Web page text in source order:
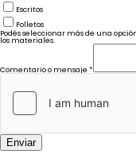
Escritos
Folletos
Podés seleccionar más de una
los materiales.
Comentario o mensaje *
Enviar